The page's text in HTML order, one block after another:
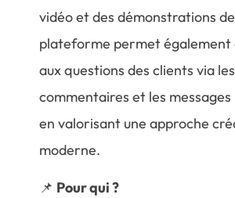
vidéo et des démonstrations
plateforme permet également
aux questions des clients via les
commentaires et les
en valorisant une approche
moderne.
📌 Pour qui ?